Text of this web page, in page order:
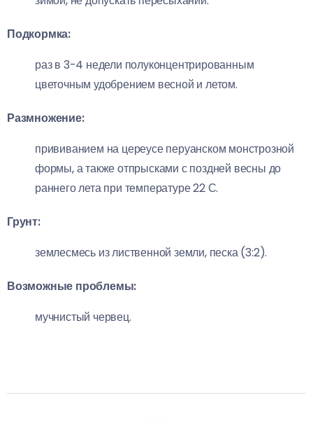
Подкормка:
раз в 3-4 недели полуконцентрированным
цветочным удобрением весной и летом.
Размножение:
прививанием на цереусе перуанском монстрозной
формы, а также отпрысками с поздней весны до
раннего лета при температуре 22 С.
Грунт:
землесмесь из лиственной земли, песка (3:2).
Возможные проблемы:
мучнистый червец.